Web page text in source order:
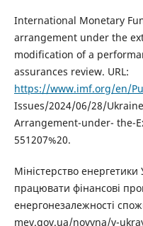
International Monetary
arrangement under the
modification of a
assurances review. URL:
https://www.imf.org/en/
Issues/2024/06/28/
Arrangement-under- the-
551207%20.
Міністерство
працювати фінансові
енергонезалежності
mev.gov.ua/novyna/v-